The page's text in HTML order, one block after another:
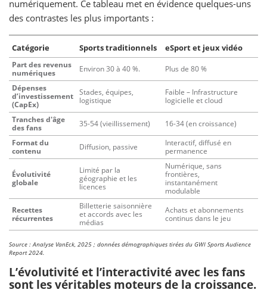
numériquement. Ce tableau met en évidence quelques-uns
des contrastes les plus importants :
Catégorie Sports traditionnels eSport et jeux vidéo
Part des revenus
numériques
Environ 30 à 40 %.
Plus de 80 %
Dépenses
d’investissement
(CapEx)
Stades, équipes,
logistique
Faible – Infrastructure
logicielle et cloud
Tranches d'âge
des fans
35-54 (vieillissement)
16-34 (en croissance)
Format du
contenu
Diffusion, passive
Interactif, diffusé en
permanence
Évolutivité
globale
Limité par la
géographie et les
licences
Numérique, sans
frontières,
instantanément
modulable
Recettes
récurrentes
Billetterie saisonnière
et accords avec les
médias
Achats et abonnements
continus dans le jeu
Source : Analyse VanEck, 2025 ; données démographiques tirées du GWI Sports Audience
Report 2024.
L’évolutivité et l’interactivité avec les fans
sont les véritables moteurs de la croissance.